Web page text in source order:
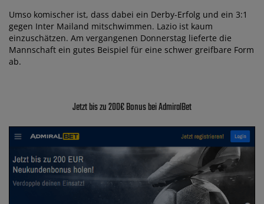
Umso komischer ist, dass dabei ein Derby-Erfolg und ein 3:1
gegen Inter Mailand mitschwimmen. Lazio ist kaum
einzuschätzen. Am vergangenen Donnerstag lieferte die
Mannschaft ein gutes Beispiel für eine schwer greifbare Form
ab.
Jetzt bis zu 200€ Bonus bei AdmiralBet